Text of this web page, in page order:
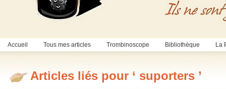
Accueil Tous mes articles Trombinoscope Bibliothèque La
Articles liés pour ‘ suporters ’